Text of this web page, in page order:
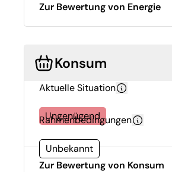
Zur Bewertung von Energie
Konsum
Aktuelle Situation
Ungenügend
Rahmenbedingungen
Unbekannt
Zur Bewertung von Konsum